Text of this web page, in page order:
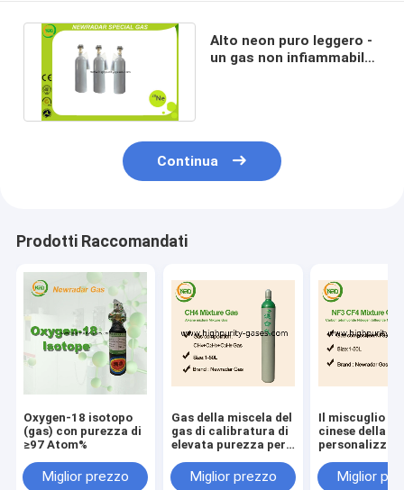
Alto neon puro leggero -
un gas non infiammabile
Continua
Prodotti Raccomandati
Oxygen-18 isotopo
(gas) con purezza di
≥97 Atom%
Miglior prezzo
Gas della miscela del
gas di calibratura di
elevata purezza per
litografia
Miglior prezzo
Il miscuglio di
cinese della
personalizza il
calibratura
Miglior